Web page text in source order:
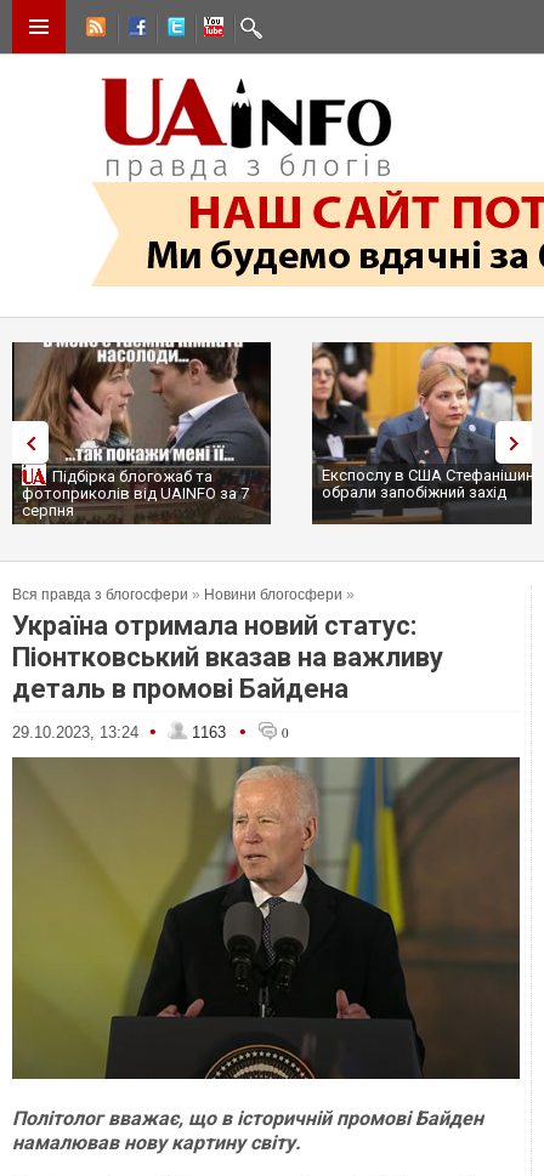
Підбірка блогожаб та
фотоприколів від UAINFO за 7
серпня
Експослу в США
обрали запобіжний захід
Вся правда з блогосфери » Новини блогосфери »
Україна отримала новий статус:
Піонтковський вказав на важливу
деталь в промові Байдена
29.10.2023, 13:24 • 1163 • 0
Політолог вважає, що в історичній промові Байден
намалював нову картину світу.